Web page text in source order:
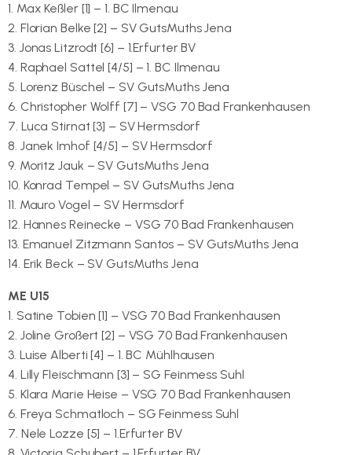
1. Max Keßler [1] – 1. BC Ilmenau
2. Florian Belke [2] – SV GutsMuths Jena
3. Jonas Litzrodt [6] – 1.Erfurter BV
4. Raphael Sattel [4/5] – 1. BC Ilmenau
5. Lorenz Büschel – SV GutsMuths Jena
6. Christopher Wolff [7] – VSG 70 Bad Frankenhausen
7. Luca Stirnat [3] – SV Hermsdorf
8. Janek Imhof [4/5] – SV Hermsdorf
9. Moritz Jauk – SV GutsMuths Jena
10. Konrad Tempel – SV GutsMuths Jena
11. Mauro Vogel – SV Hermsdorf
12. Hannes Reinecke – VSG 70 Bad Frankenhausen
13. Emanuel Zitzmann Santos – SV GutsMuths Jena
14. Erik Beck – SV GutsMuths Jena
ME U15
1. Satine Tobien [1] – VSG 70 Bad Frankenhausen
2. Joline Großert [2] – VSG 70 Bad Frankenhausen
3. Luise Alberti [4] – 1. BC Mühlhausen
4. Lilly Fleischmann [3] – SG Feinmess Suhl
5. Klara Marie Heise – VSG 70 Bad Frankenhausen
6. Freya Schmatloch – SG Feinmess Suhl
7. Nele Lozze [5] – 1.Erfurter BV